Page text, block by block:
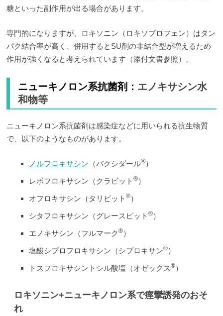
糖といった副作用が出る場合があります。
専門的になりますが、ロキソニン（ロキソプロフェン）はタン
パク結合率が高く、併用するとSU剤の非結合型が増えるため
作用が強くなると考えられています（添付文書参照）。
ニューキノロン系抗菌剤： エノキサシン水
和物等
ニューキノロン系抗菌剤は感染症などに用いられる抗生物質
で、以下のようなものがあります。
ノルフロキサシン （バクシダール®）
レボフロキサシン（クラビット®）
オフロキサシン（タリビット®）
シタフロキサシン（グレースピット®）
エノキサシン（フルマーク®）
塩酸シプロフロキサシン（シプロキサン®）
トスフロキサシントシル酸塩（オゼックス®）
ロキソニン+ニューキノロン系で痙攣誘発のおそ
れ